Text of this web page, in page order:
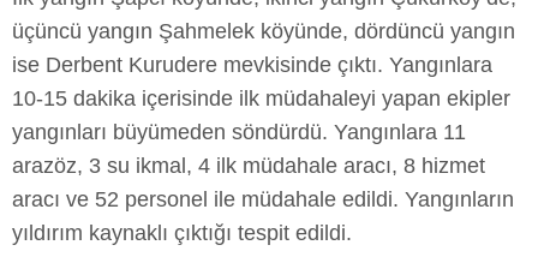
üçüncü yangın Şahmelek köyünde, dördüncü yangın
ise Derbent Kurudere mevkisinde çıktı. Yangınlara
10-15 dakika içerisinde ilk müdahaleyi yapan ekipler
yangınları büyümeden söndürdü. Yangınlara 11
arazöz, 3 su ikmal, 4 ilk müdahale aracı, 8 hizmet
aracı ve 52 personel ile müdahale edildi. Yangınların
yıldırım kaynaklı çıktığı tespit edildi.